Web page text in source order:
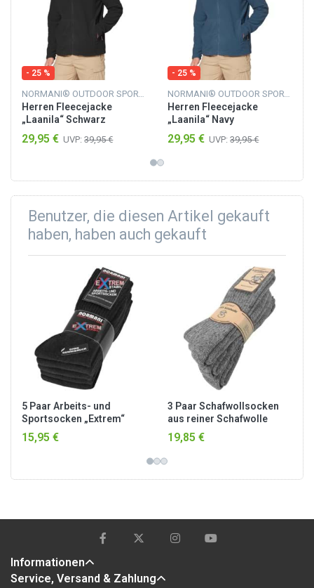
- 25 %
NORMANI® OUTDOOR SPORTS
Herren Fleecejacke
„Laanila“ Schwarz
29,95 € UVP: 39,95 €
- 25 %
NORMANI® OUTDOOR SPORTS
Herren Fleecejacke
„Laanila“ Navy
29,95 € UVP: 39,95 €
Benutzer, die diesen Artikel gekauft
haben, haben auch gekauft
5 Paar Arbeits- und
Sportsocken „Extrem“
Anthrazit
15,95 €
3 Paar Schafwollsocken
aus reiner Schafwolle
19,85 €
Informationen
Service, Versand & Zahlung